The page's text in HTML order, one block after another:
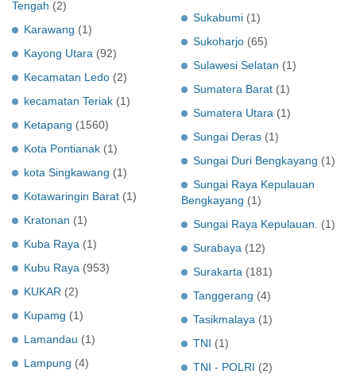
Tengah (2)
Karawang (1)
Kayong Utara (92)
Kecamatan Ledo (2)
kecamatan Teriak (1)
Ketapang (1560)
Kota Pontianak (1)
kota Singkawang (1)
Kotawaringin Barat (1)
Kratonan (1)
Kuba Raya (1)
Kubu Raya (953)
KUKAR (2)
Kupamg (1)
Lamandau (1)
Lampung (4)
Sukabumi (1)
Sukoharjo (65)
Sulawesi Selatan (1)
Sumatera Barat (1)
Sumatera Utara (1)
Sungai Deras (1)
Sungai Duri Bengkayang (1)
Sungai Raya Kepulauan
Bengkayang (1)
Sungai Raya Kepulauan.
(1)
Surabaya (12)
Surakarta (181)
Tanggerang (4)
Tasikmalaya (1)
TNI (1)
TNI - POLRI (2)